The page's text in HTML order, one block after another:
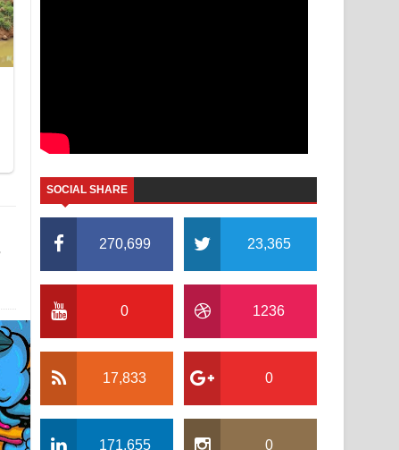
SOCIAL SHARE
270,699 23,365
0 1236
17,833 0
171,655 0